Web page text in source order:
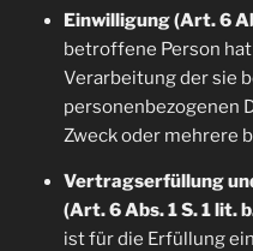
Einwilligung (Art. 6
betroffene Person
Verarbeitung der sie
personenbezogenen
Zweck oder mehrere
Vertragserfüllung
(Art. 6 Abs. 1 S. 1 lit.
ist für die Erfüllung